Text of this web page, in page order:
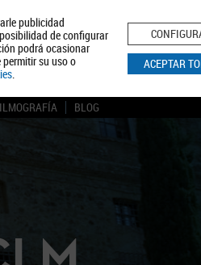
publicidad
de configurar
podrá ocasionar
su uso o
.
ACEPTAR
de Privacidad Aviso Legal Política de
BLOG